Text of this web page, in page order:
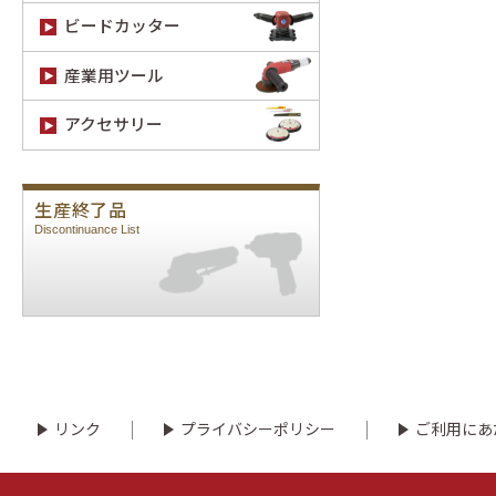
ビードカッター
産業用ツール
アクセサリー
生産終了品
Discontinuance List
リンク プライバシーポリシー ご利用に